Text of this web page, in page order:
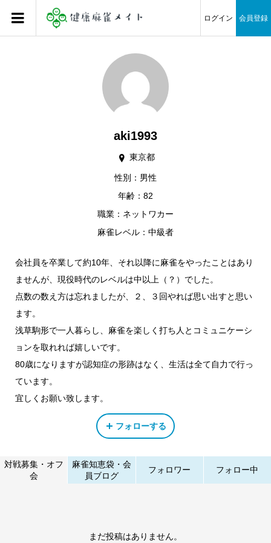
ログイン 会員登録
aki1993
東京都
性別：男性
年齢：82
職業：ネットワカー
麻雀レベル：中級者
会社員を卒業して約10年、それ以降に麻雀をやったことはあり
ませんが、現役時代のレベルは中以上（？）でした。
点数の数え方は忘れましたが、２、３回やれば思い出すと思い
ます。
浅草駒形で一人暮らし、麻雀を楽しく打ち人とコミュニケーシ
ョンを取れれば嬉しいです。
80歳になりますが認知症の形跡はなく、生活は全て自力で行っ
ています。
宜しくお願い致します。
フォローする
対戦募集・オフ
会
麻雀知恵袋・会
員ブログ
フォロワー フォロー中
まだ投稿はありません。